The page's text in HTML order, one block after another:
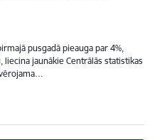
pusgadā pieauga par 4%,
jaunākie Centrālās statistikas